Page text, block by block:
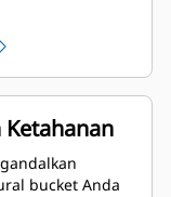
heel
bagian
menyeret,
biaya
mencapai
penggalian.
Ketahanan
bucket Anda